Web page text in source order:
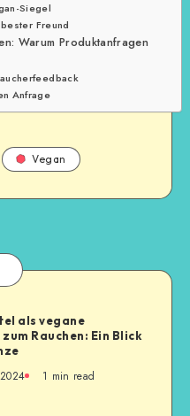
Siegel
Freund
Warum Produktanfragen
Anfrage
Vegan
als vegane
Rauchen: Ein Blick
1 min read